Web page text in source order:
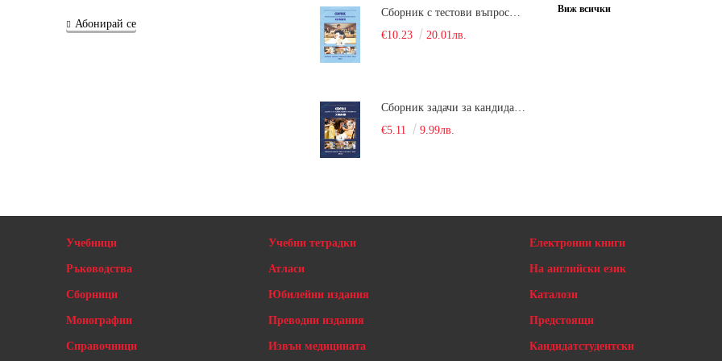
Абонирай се
Сборник с тестови въпроси за кандидатстудентски изпит по химия. 2022
€10.23
20.01лв.
Сборник задачи за кандидатстудентски изпит по химия
€5.11
9.99лв.
Виж всички
Учебници
Ръководства
Сборници
Монографии
Справочници
Учебни тетрадки
Атласи
Юбилейни издания
Преводни издания
Извън медицината
Електронни книги
На английски език
Каталози
Предстоящи
Кандидатстудентски